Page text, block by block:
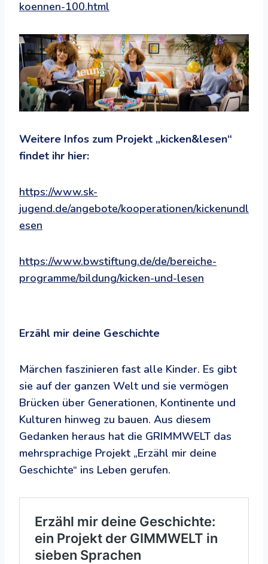
koennen-100.html
Weitere Infos zum Projekt „kicken&lesen“
findet ihr hier:
https://www.sk-
jugend.de/angebote/kooperationen/kickenundl
esen
https://www.bwstiftung.de/de/bereiche-
programme/bildung/kicken-und-lesen
Erzähl mir deine Geschichte
Märchen faszinieren fast alle Kinder. Es gibt
sie auf der ganzen Welt und sie vermögen
Brücken über Generationen, Kontinente und
Kulturen hinweg zu bauen. Aus diesem
Gedanken heraus hat die GRIMMWELT das
mehrsprachige Projekt „Erzähl mir deine
Geschichte“ ins Leben gerufen.